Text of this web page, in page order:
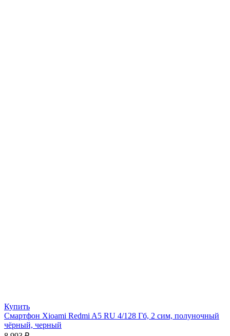
Купить
Смартфон Xioami Redmi A5 RU 4/128 Гб, 2 сим, полуночный
чёрный, черный